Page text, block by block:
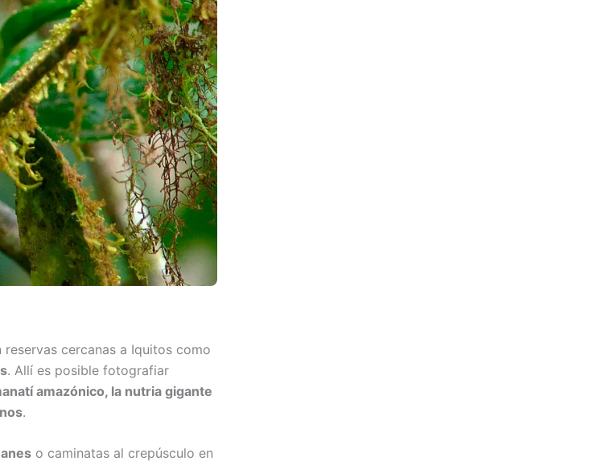
reservas cercanas a Iquitos como
. Allí es posible fotografiar
amazónico, la nutria gigante
.
o caminatas al crepúsculo en